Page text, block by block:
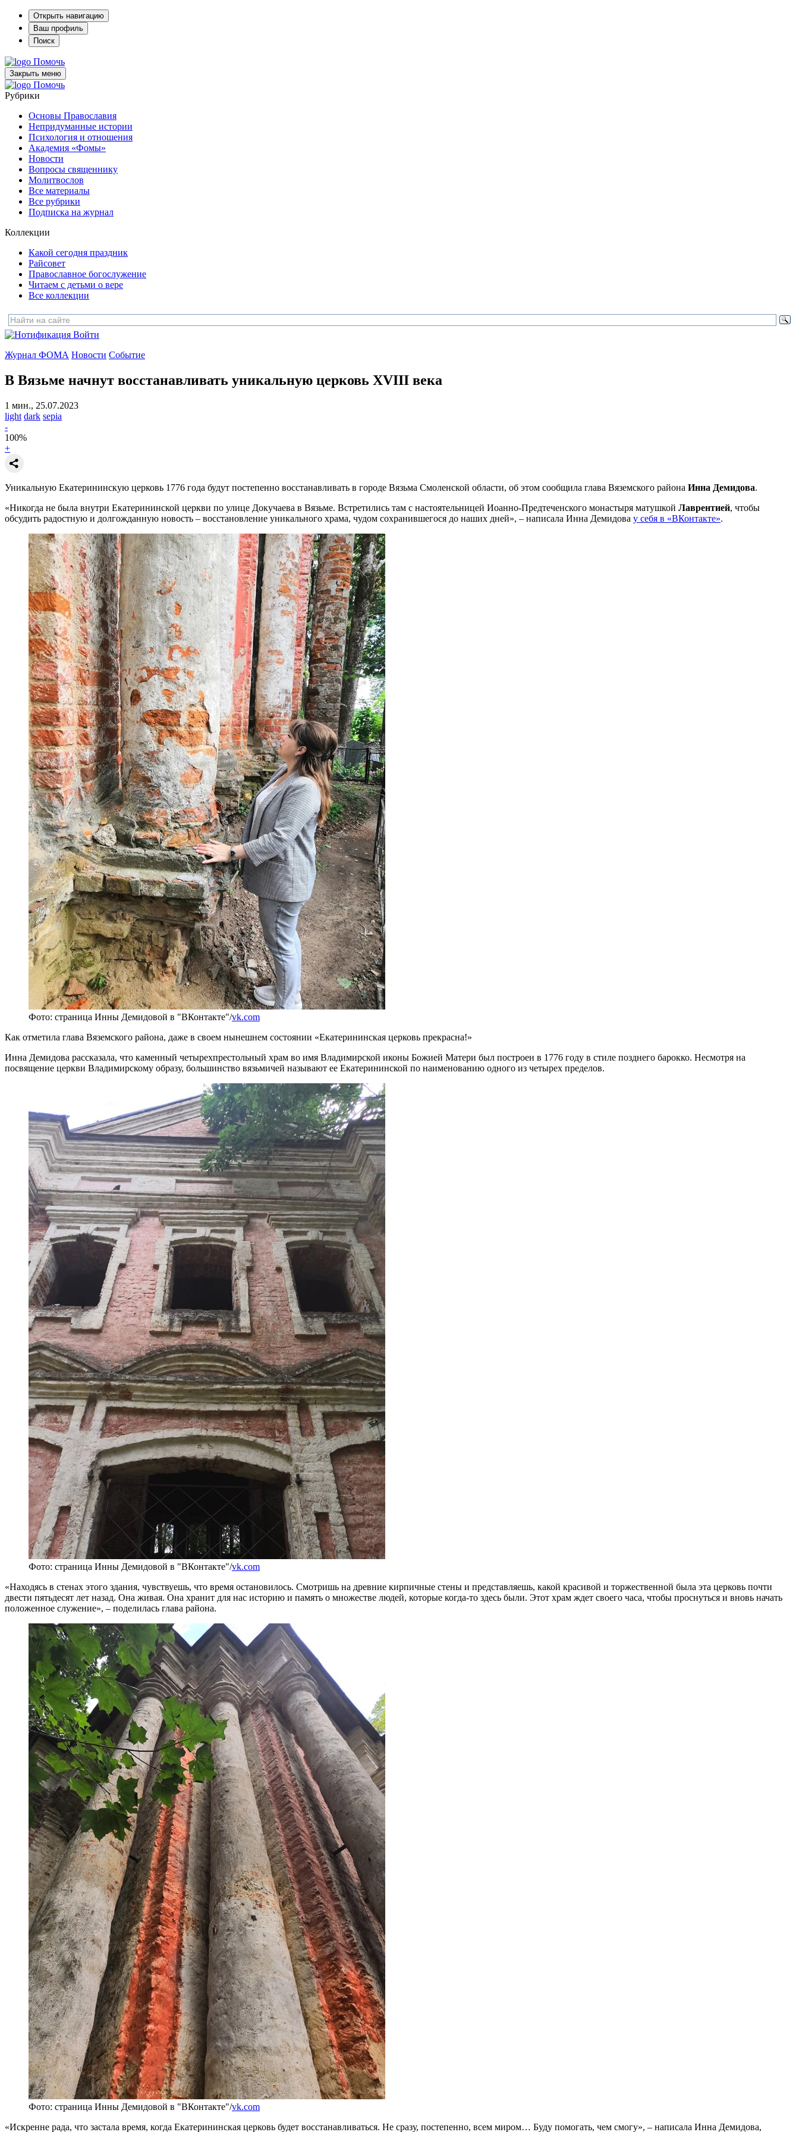
Открыть навигацию
Ваш профиль
Поиск
Помочь
Закрыть меню
Помочь
Рубрики
Основы Православия
Непридуманные истории
Психология и отношения
Академия «Фомы»
Новости
Вопросы священнику
Молитвослов
Все материалы
Все рубрики
Подписка на журнал
Коллекции
Какой сегодня праздник
Райсовет
Православное богослужение
Читаем с детьми о вере
Все коллекции
Войти
Журнал ФОМА Новости Событие
В Вязьме начнут восстанавливать уникальную церковь XVIII века
1 мин., 25.07.2023
light dark sepia
-
100%
+
Уникальную Екатерининскую церковь 1776 года будут постепенно восстанавливать в городе Вязьма Смоленской области, об этом сообщила глава Вяземского района Инна Демидова.
«Никогда не была внутри Екатерининской церкви по улице Докучаева в Вязьме. Встретились там с настоятельницей Иоанно-Предтеченского монастыря матушкой Лаврентией, чтобы
обсудить радостную и долгожданную новость – восстановление уникального храма, чудом сохранившегося до наших дней», – написала Инна Демидова у себя в «ВКонтакте».
Фото: страница Инны Демидовой в "ВКонтакте"/vk.com
Как отметила глава Вяземского района, даже в своем нынешнем состоянии «Екатерининская церковь прекрасна!»
Инна Демидова рассказала, что каменный четырехпрестольный храм во имя Владимирской иконы Божией Матери был построен в 1776 году в стиле позднего барокко. Несмотря на
посвящение церкви Владимирскому образу, большинство вязьмичей называют ее Екатерининской по наименованию одного из четырех пределов.
Фото: страница Инны Демидовой в "ВКонтакте"/vk.com
«Находясь в стенах этого здания, чувствуешь, что время остановилось. Смотришь на древние кирпичные стены и представляешь, какой красивой и торжественной была эта церковь почти
двести пятьдесят лет назад. Она живая. Она хранит для нас историю и память о множестве людей, которые когда-то здесь были. Этот храм ждет своего часа, чтобы проснуться и вновь начать
положенное служение», – поделилась глава района.
Фото: страница Инны Демидовой в "ВКонтакте"/vk.com
«Искренне рада, что застала время, когда Екатерининская церковь будет восстанавливаться. Не сразу, постепенно, всем миром… Буду помогать, чем смогу», – написала Инна Демидова,